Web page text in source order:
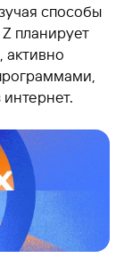
способы
планирует
активно